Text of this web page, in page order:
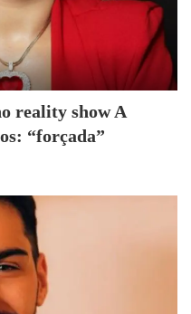
reality show A
“forçada”